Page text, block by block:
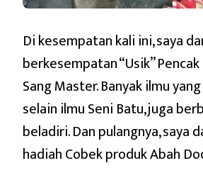
Di kesempatan kali ini, saya
berkesempatan “Usik”
Sang Master. Banyak ilmu
selain ilmu Seni Batu, juga
beladiri. Dan pulangnya, saya
hadiah Cobek produk Abah